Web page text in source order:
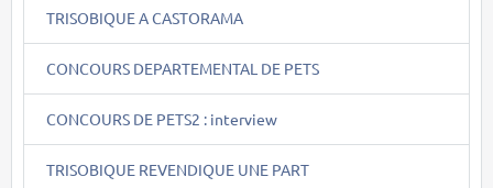
TRISOBIQUE A CASTORAMA
CONCOURS DEPARTEMENTAL DE PETS
CONCOURS DE PETS2 : interview
TRISOBIQUE REVENDIQUE UNE PART